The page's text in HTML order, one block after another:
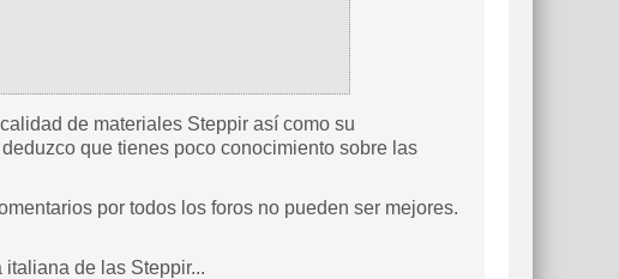
de materiales Steppir así como su
que tienes poco conocimiento sobre las
por todos los foros no pueden ser mejores.
de las Steppir...